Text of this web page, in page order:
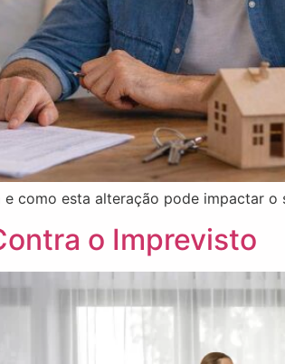
como esta alteração pode impactar o
o Imprevisto